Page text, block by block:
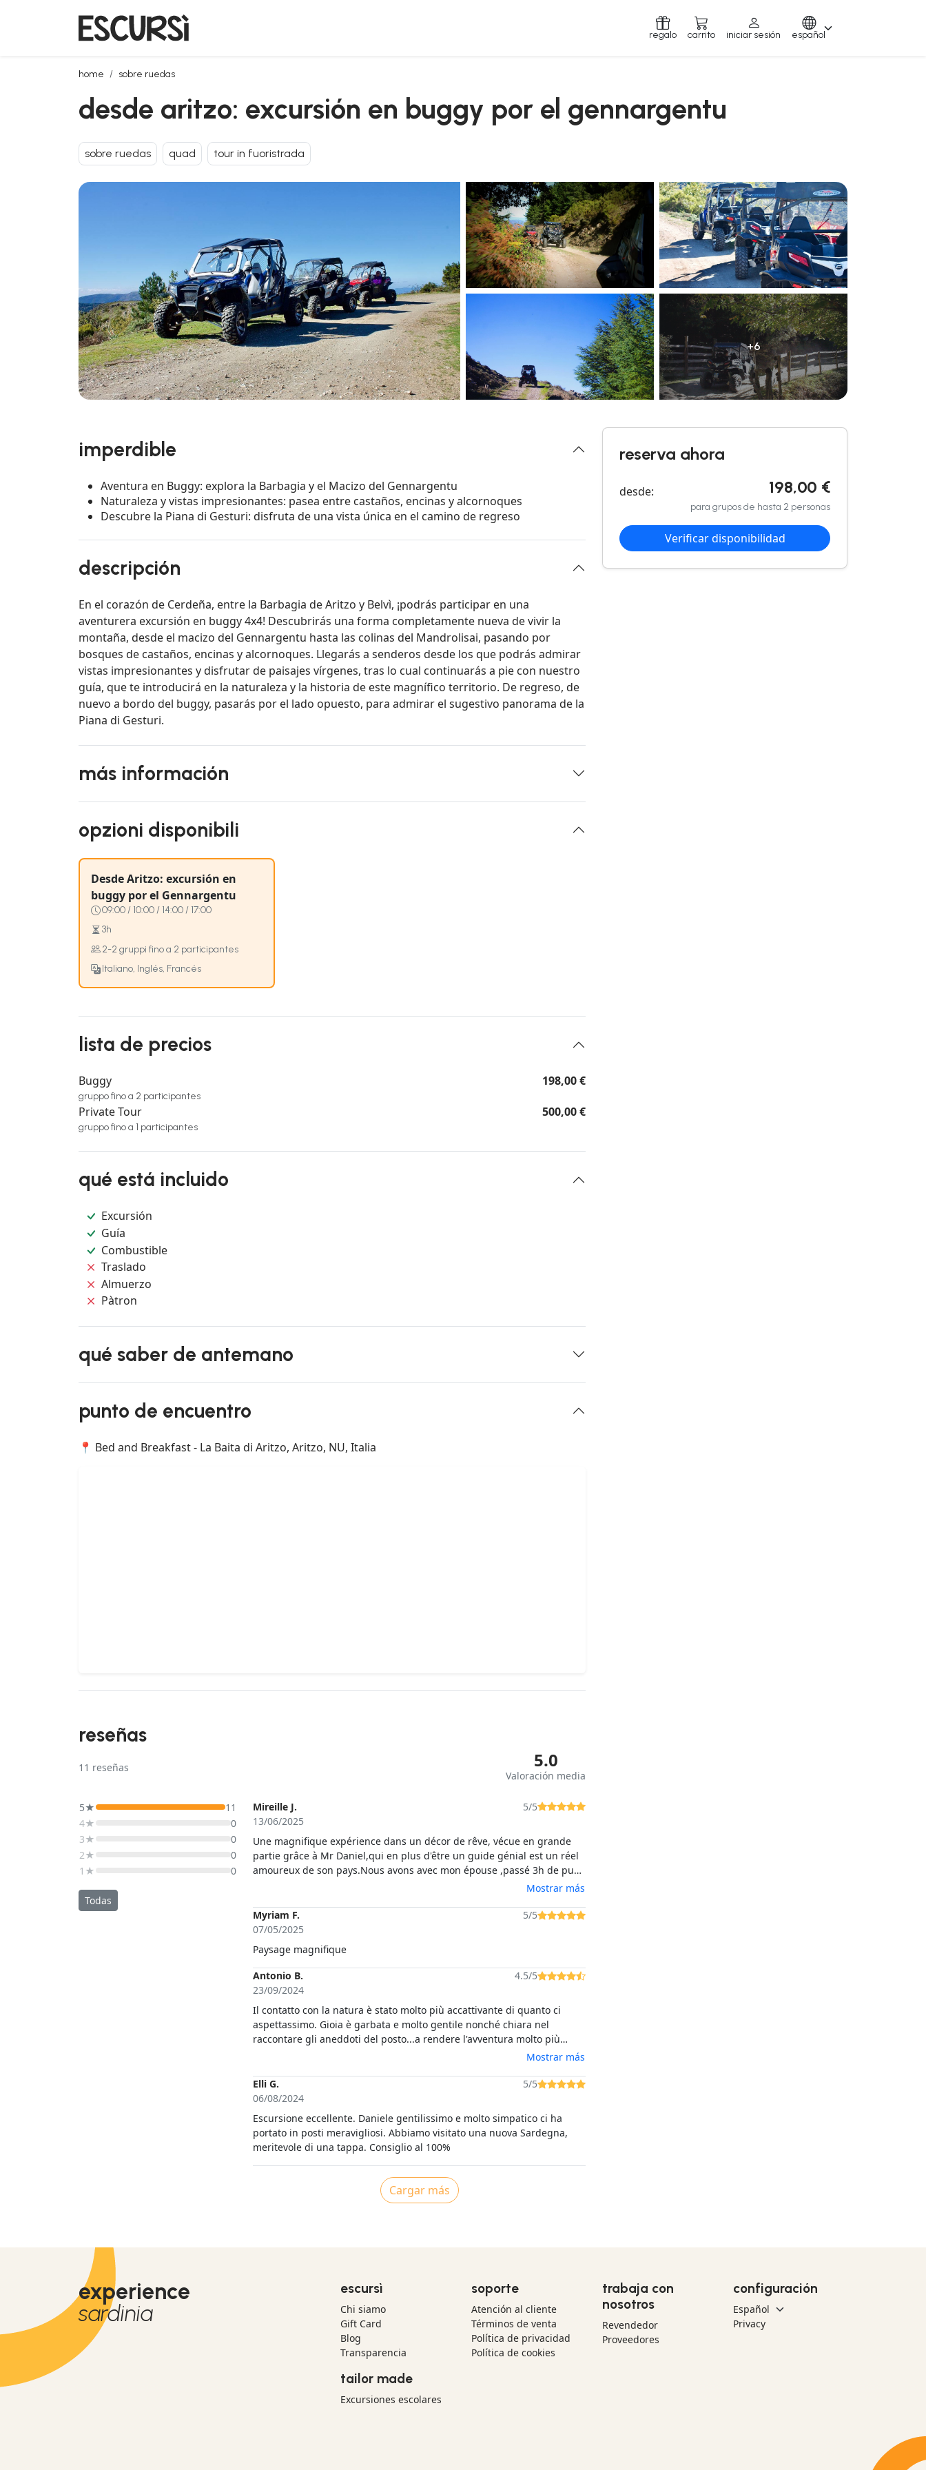
regalo carrito iniciar sesión español
home sobre ruedas
desde aritzo: excursión en buggy por el gennargentu
desde aritzo: excursión en buggy por el gennargentu
sobre ruedas quad tour in fuoristrada
+6
imperdible
Aventura en Buggy: explora la Barbagia y el Macizo del Gennargentu
Naturaleza y vistas impresionantes: pasea entre castaños, encinas y alcornoques
Descubre la Piana di Gesturi: disfruta de una vista única en el camino de regreso
descripción
En el corazón de Cerdeña, entre la Barbagia de Aritzo y Belvì, ¡podrás participar en una
aventurera excursión en buggy 4x4! Descubrirás una forma completamente nueva de vivir la
montaña, desde el macizo del Gennargentu hasta las colinas del Mandrolisai, pasando por
bosques de castaños, encinas y alcornoques. Llegarás a senderos desde los que podrás admirar
vistas impresionantes y disfrutar de paisajes vírgenes, tras lo cual continuarás a pie con nuestro
guía, que te introducirá en la naturaleza y la historia de este magnífico territorio. De regreso, de
nuevo a bordo del buggy, pasarás por el lado opuesto, para admirar el sugestivo panorama de la
Piana di Gesturi.
más información
opzioni disponibili
Desde Aritzo: excursión en
buggy por el Gennargentu
09:00 / 10:00 / 14:00 / 17:00
3h
2-2 gruppi fino a 2 participantes
Italiano, Inglés, Francés
lista de precios
Buggy
gruppo fino a 2 participantes
198,00 €
Private Tour
gruppo fino a 1 participantes
500,00 €
qué está incluido
Excursión
Guía
Combustible
Traslado
Almuerzo
Pàtron
qué saber de antemano
punto de encuentro
📍 Bed and Breakfast - La Baita di Aritzo, Aritzo, NU, Italia
reseñas
11 reseñas 5.0
Valoración media
5★
11
4★
0
3★
0
2★
0
1★
0
Todas
Mireille J.
13/06/2025
5/5
Une magnifique expérience dans un décor de rêve, vécue en grande
partie grâce à Mr Daniel,qui en plus d'être un guide génial est un réel
amoureux de son pays.Nous avons avec mon épouse ,passé 3h de pure
Mostrar más
Myriam F.
07/05/2025
5/5
Paysage magnifique
Antonio B.
23/09/2024
4.5/5
Il contatto con la natura è stato molto più accattivante di quanto ci
aspettassimo. Gioia è garbata e molto gentile nonché chiara nel
raccontare gli aneddoti del posto...a rendere l'avventura molto più
per voiiiiiii. Avanti tutta
Mostrar más
Elli G.
06/08/2024
5/5
Escursione eccellente. Daniele gentilissimo e molto simpatico ci ha
portato in posti meravigliosi. Abbiamo visitato una nuova Sardegna,
meritevole di una tappa. Consiglio al 100%
Cargar más
reserva ahora
desde: 198,00 €
para grupos de hasta 2 personas
Verificar disponibilidad
experience
sardinia
escursì
Chi siamo
Gift Card
Blog
Transparencia
tailor made
Excursiones escolares
soporte
Atención al cliente
Términos de venta
Política de privacidad
Política de cookies
trabaja con
nosotros
Revendedor
Proveedores
configuración
Privacy